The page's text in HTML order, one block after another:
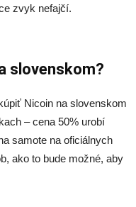
zvyk nefajčí.
slovenskom?
Nicoin na slovenskom
– cena 50% urobí
samote na oficiálnych
ako to bude možné, aby